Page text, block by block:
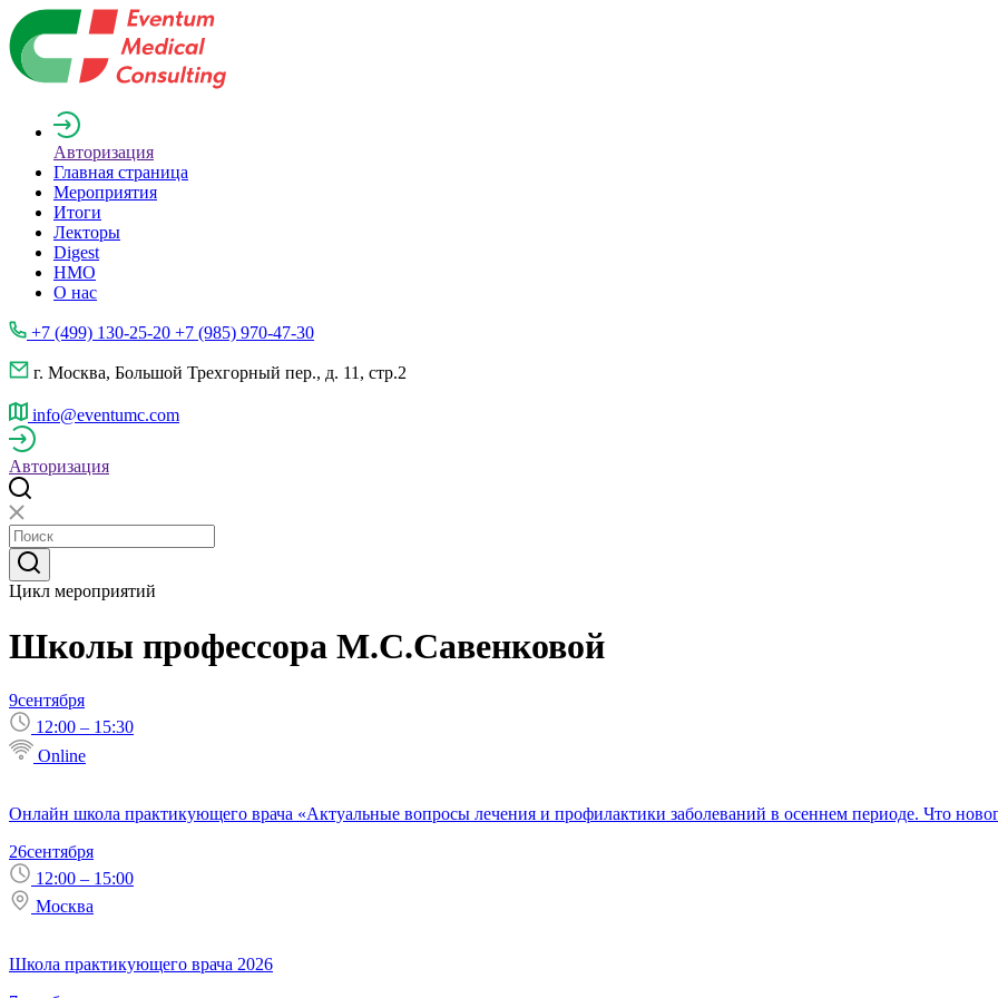
Авторизация
Главная страница
Мероприятия
Итоги
Лекторы
Digest
НМО
О нас
+7 (499) 130-25-20 +7 (985) 970-47-30
г. Москва, Большой Трехгорный пер., д. 11, стр.2
info@eventumc.com
Авторизация
Цикл мероприятий
Школы профессора М.С.Савенковой
9сентября
12:00 – 15:30
Online
Онлайн школа практикующего врача «Актуальные вопросы лечения и профилактики заболеваний в осеннем периоде. Что
26сентября
12:00 – 15:00
Москва
Школа практикующего врача 2026